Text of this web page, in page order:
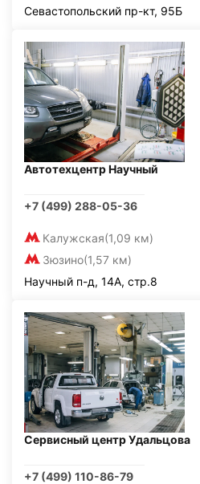
Севастопольский пр-кт, 95Б
Автотехцентр Научный
+7 (499) 288-05-36
Калужская(1,09 км)
Зюзино(1,57 км)
Научный п-д, 14А, стр.8
Сервисный центр Удальцова
+7 (499) 110-86-79